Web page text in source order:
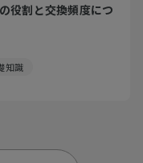
役割と交換頻度につ
知識